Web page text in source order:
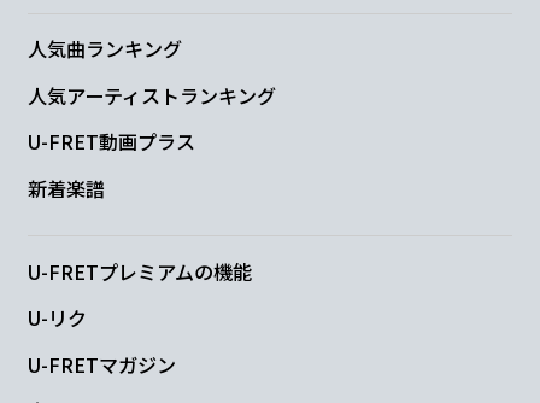
人気曲ランキング
人気アーティストランキング
U-FRET動画プラス
新着楽譜
U-FRETプレミアムの機能
U-リク
U-FRETマガジン